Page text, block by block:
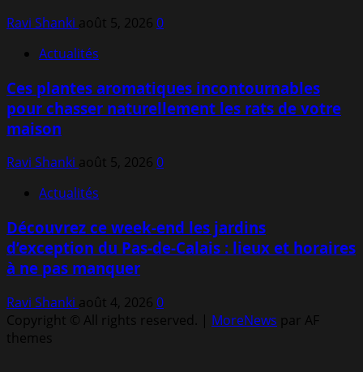
Ravi Shanki août 5, 2026 0
Actualités
Ces plantes aromatiques incontournables
pour chasser naturellement les rats de votre
maison
Ravi Shanki août 5, 2026 0
Actualités
Découvrez ce week-end les jardins
d’exception du Pas-de-Calais : lieux et horaires
à ne pas manquer
Ravi Shanki août 4, 2026 0
Copyright © All rights reserved. | MoreNews par AF
themes